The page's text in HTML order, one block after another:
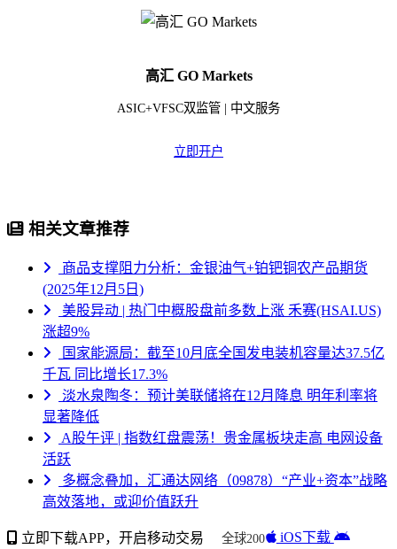
高汇 GO Markets
ASIC+VFSC双监管 | 中文服务
立即开户
相关文章推荐
商品支撑阻力分析：金银油气+铂钯铜农产品期货
(2025年12月5日)
美股异动 | 热门中概股盘前多数上涨 禾赛(HSAI.US)
涨超9%
国家能源局：截至10月底全国发电装机容量达37.5亿
千瓦 同比增长17.3%
淡水泉陶冬：预计美联储将在12月降息 明年利率将
显著降低
A股午评 | 指数红盘震荡！贵金属板块走高 电网设备
活跃
多概念叠加，汇通达网络（09878）“产业+资本”战略
高效落地，或迎价值跃升
立即下载APP，开启移动交易
全球200
iOS下载